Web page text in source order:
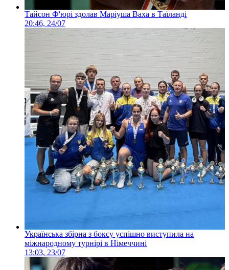
Тайсон Ф'юрі здолав Маріуша Ваха в Таїланді
20:46, 24/07
Українська збірна з боксу успішно виступила на
міжнародному турнірі в Німеччині
13:03, 23/07